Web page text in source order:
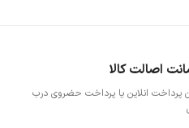
اصالت کالا
پرداخت انلاین یا پرداخت حضروی درب